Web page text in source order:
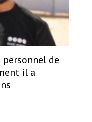
personnel de
il a